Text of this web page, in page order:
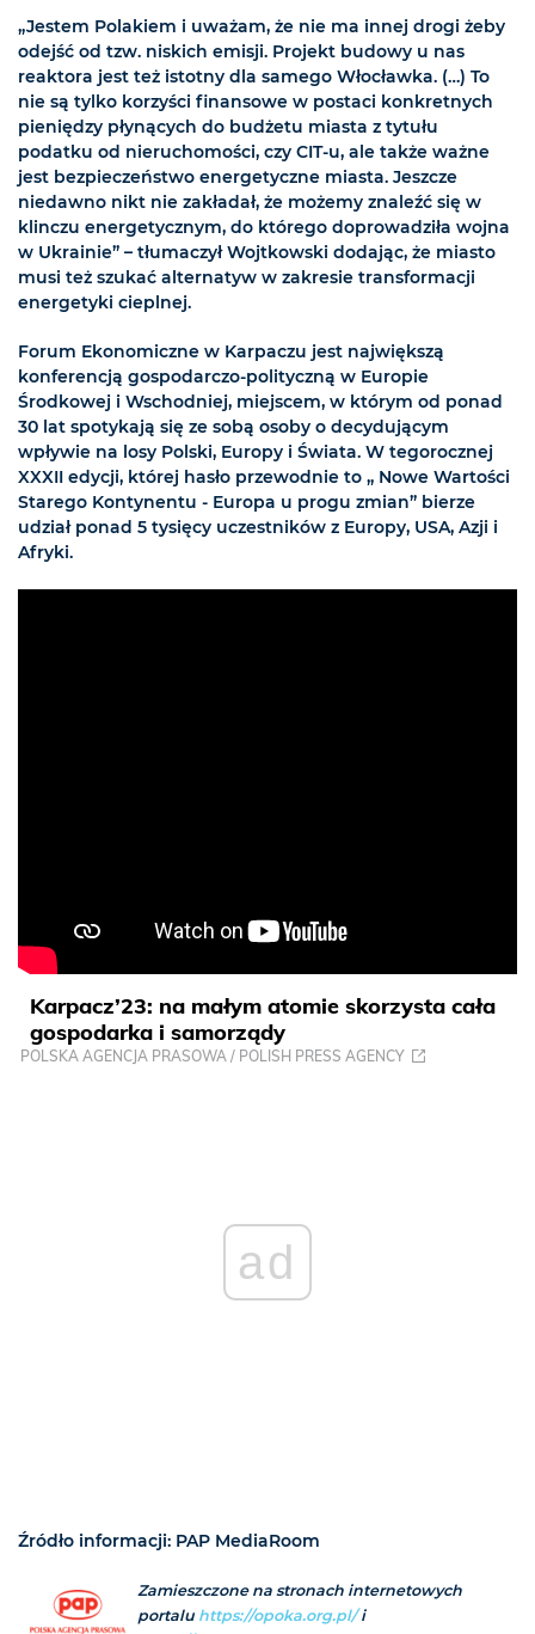
„Jestem Polakiem i uważam, że nie ma innej drogi żeby
odejść od tzw. niskich emisji. Projekt budowy u nas
reaktora jest też istotny dla samego Włocławka. (…) To
nie są tylko korzyści finansowe w postaci konkretnych
pieniędzy płynących do budżetu miasta z tytułu
podatku od nieruchomości, czy CIT-u, ale także ważne
jest bezpieczeństwo energetyczne miasta. Jeszcze
niedawno nikt nie zakładał, że możemy znaleźć się w
klinczu energetycznym, do którego doprowadziła wojna
w Ukrainie” – tłumaczył Wojtkowski dodając, że miasto
musi też szukać alternatyw w zakresie transformacji
energetyki cieplnej.
Forum Ekonomiczne w Karpaczu jest największą
konferencją gospodarczo-polityczną w Europie
Środkowej i Wschodniej, miejscem, w którym od ponad
30 lat spotykają się ze sobą osoby o decydującym
wpływie na losy Polski, Europy i Świata. W tegorocznej
XXXII edycji, której hasło przewodnie to „ Nowe Wartości
Starego Kontynentu - Europa u progu zmian” bierze
udział ponad 5 tysięcy uczestników z Europy, USA, Azji i
Afryki.
Karpacz’23: na małym atomie skorzysta cała
gospodarka i samorządy
POLSKA AGENCJA PRASOWA / POLISH PRESS AGENCY
ad
Źródło informacji: PAP MediaRoom
Zamieszczone na stronach internetowych
portalu https://opoka.org.pl/i